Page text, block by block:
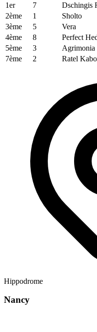
1er
7
Dschingis
2ème
1
Sholto
3ème
5
Vera
4ème
8
Perfect
5ème
3
Agrimonia
7ème
2 Ratel
Hippodrome
Nancy